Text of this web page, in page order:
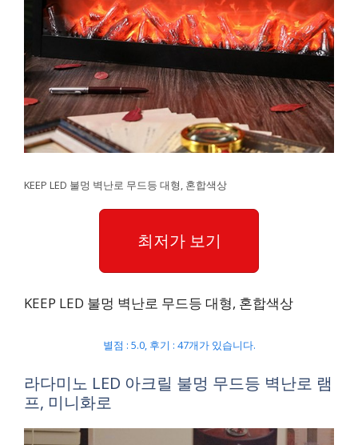
KEEP LED 불멍 벽난로 무드등 대형, 혼합색상
최저가 보기
KEEP LED 불멍 벽난로 무드등 대형, 혼합색상
별점 : 5.0, 후기 : 47개가 있습니다.
라다미노 LED 아크릴 불멍 무드등 벽난로 램
프, 미니화로